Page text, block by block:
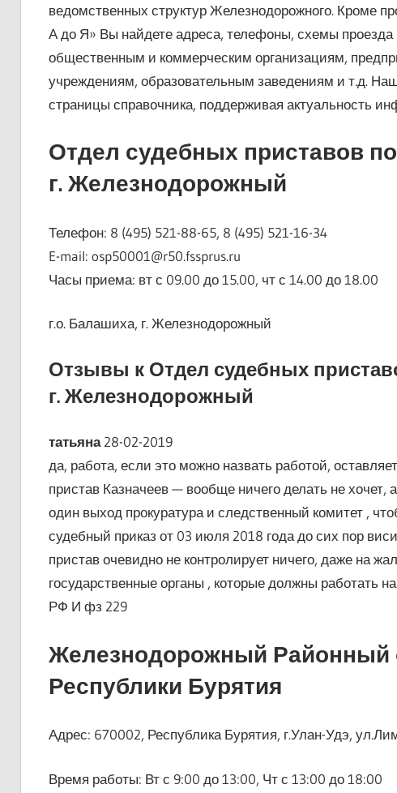
ведомственных структур Железнодорожного. Кроме
А до Я» Вы найдете адреса, телефоны, схемы
общественным и коммерческим организациям,
учреждениям, образовательным заведениям и т.д.
страницы справочника, поддерживая актуальность
Отдел судебных приставов
г. Железнодорожный
Телефон: 8 (495) 521-88-65, 8 (495) 521-16-34
E-mail: osp50001@r50.fssprus.ru
Часы приема: вт с 09.00 до 15.00, чт с 14.00 до 18.00
г.о. Балашиха, г. Железнодорожный
Отзывы к Отдел судебных
г. Железнодорожный
татьяна28-02-2019
да, работа, если это можно назвать работой,
пристав Казначеев — вообще ничего делать не хочет,
один выход прокуратура и следственный комитет ,
судебный приказ от 03 июля 2018 года до сих пор
пристав очевидно не контролирует ничего, даже на
государственные органы , которые должны работать
РФ И фз 229
Железнодорожный Районный
Республики Бурятия
Адрес: 670002, Республика Бурятия, г.Улан-Удэ,
Время работы: Вт с 9:00 до 13:00, Чт с 13:00 до 18:00